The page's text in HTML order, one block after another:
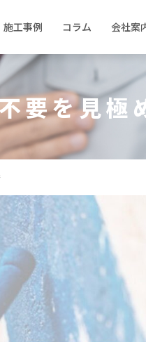
施工事例 コラム 会社案
要を見極